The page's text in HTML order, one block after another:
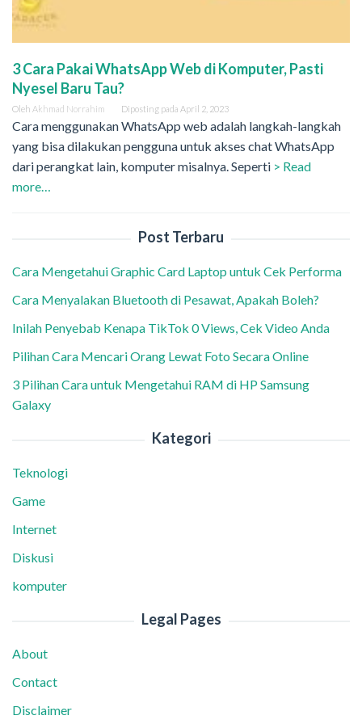
3 Cara Pakai WhatsApp Web di Komputer, Pasti
Nyesel Baru Tau?
Oleh Akhmad Norrahim Diposting pada April 2, 2023
Cara menggunakan WhatsApp web adalah langkah-langkah
yang bisa dilakukan pengguna untuk akses chat WhatsApp
dari perangkat lain, komputer misalnya. Seperti > Read
more…
Post Terbaru
Cara Mengetahui Graphic Card Laptop untuk Cek Performa
Cara Menyalakan Bluetooth di Pesawat, Apakah Boleh?
Inilah Penyebab Kenapa TikTok 0 Views, Cek Video Anda
Pilihan Cara Mencari Orang Lewat Foto Secara Online
3 Pilihan Cara untuk Mengetahui RAM di HP Samsung
Galaxy
Kategori
Teknologi
Game
Internet
Diskusi
komputer
Legal Pages
About
Contact
Disclaimer